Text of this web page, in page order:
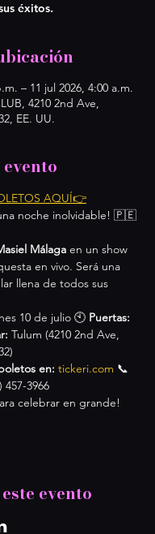
éxitos.
– 11 jul 2026, 4:00 a.m.
4210 2nd Ave,
EE. UU.
AQUÍ👉
noche inolvidable! 🇵🇪
Málaga en un show
en vivo. Será una
llena de todos sus
10 de julio 🕙 Puertas:
Tulum (4210 2nd Ave,
en: tickeri.com 📞
457-3966
celebrar en grande!
evento